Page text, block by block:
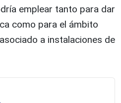
emplear tanto para dar
como para el ámbito
a instalaciones de